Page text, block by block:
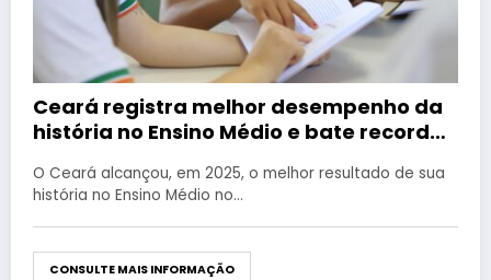
Ceará registra melhor desempenho da
história no Ensino Médio e bate recorde
O Ceará alcançou, em 2025, o melhor resultado de sua
história no Ensino Médio no…
CONSULTE MAIS INFORMAÇÃO